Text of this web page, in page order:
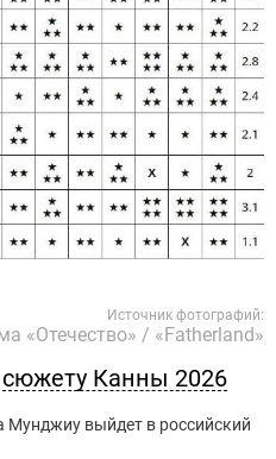
Источник фотографий:
«Отечество» / «Fatherland»
сюжету Канны 2026
Мунджиу выйдет в российский